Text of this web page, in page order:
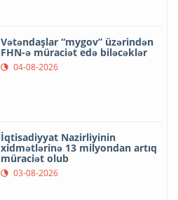
Vətəndaşlar “mygov” üzərindən
FHN-ə müraciət edə biləcəklər
04-08-2026
İqtisadiyyat Nazirliyinin
xidmətlərinə 13 milyondan artıq
müraciət olub
03-08-2026